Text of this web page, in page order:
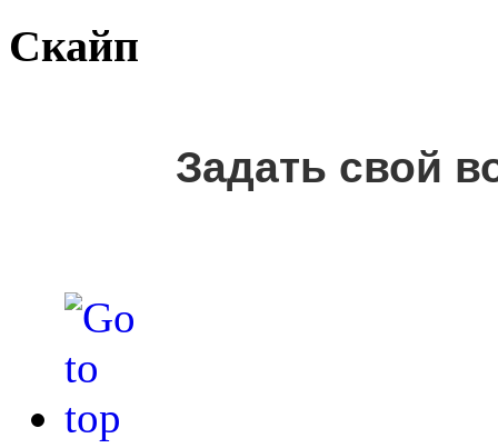
Скайп
Задать свой